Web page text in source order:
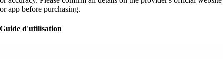
or app before purchasing.
Guide d'utilisation